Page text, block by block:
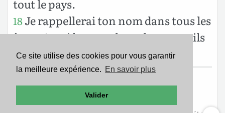
Ce site utilise des cookies pour vous garantir
la meilleure expérience. En savoir plus
Valider
tout le pays.
18Je rappellerai ton nom dans tous les
âges : Aussi les peuples te loueront-ils
éternellement et à jamais.
Texte de la Nouvelle Édition de Genève
Copyright ©1979Société Biblique de Genève